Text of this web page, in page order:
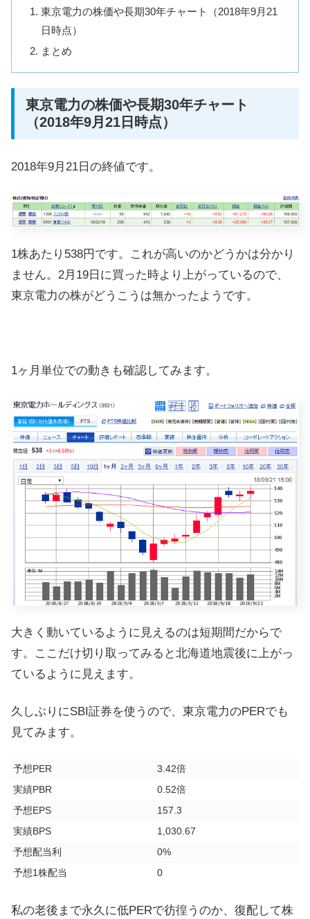
東京電力の株価や長期30年チャート（2018年9月21
日時点）
まとめ
東京電力の株価や長期30年チャート
（2018年9月21日時点）
2018年9月21日の終値です。
1株あたり538円です。これが高いのかどうかは分かり
ません。2月19日に買った時より上がっているので、
東京電力の株がどうこうは無かったようです。
1ヶ月単位での動きも確認してみます。
大きく動いているように見えるのは短期間だからで
す。ここだけ切り取ってみると北海道地震後に上がっ
ているように見えます。
久しぶりにSBI証券を使うので、東京電力のPERでも
見てみます。
予想PER
3.42倍
実績PBR
0.52倍
予想EPS
157.3
実績BPS
1,030.67
予想配当利
0%
予想1株配当
0
私の老後まで永久に低PERで彷徨うのか、復配して株